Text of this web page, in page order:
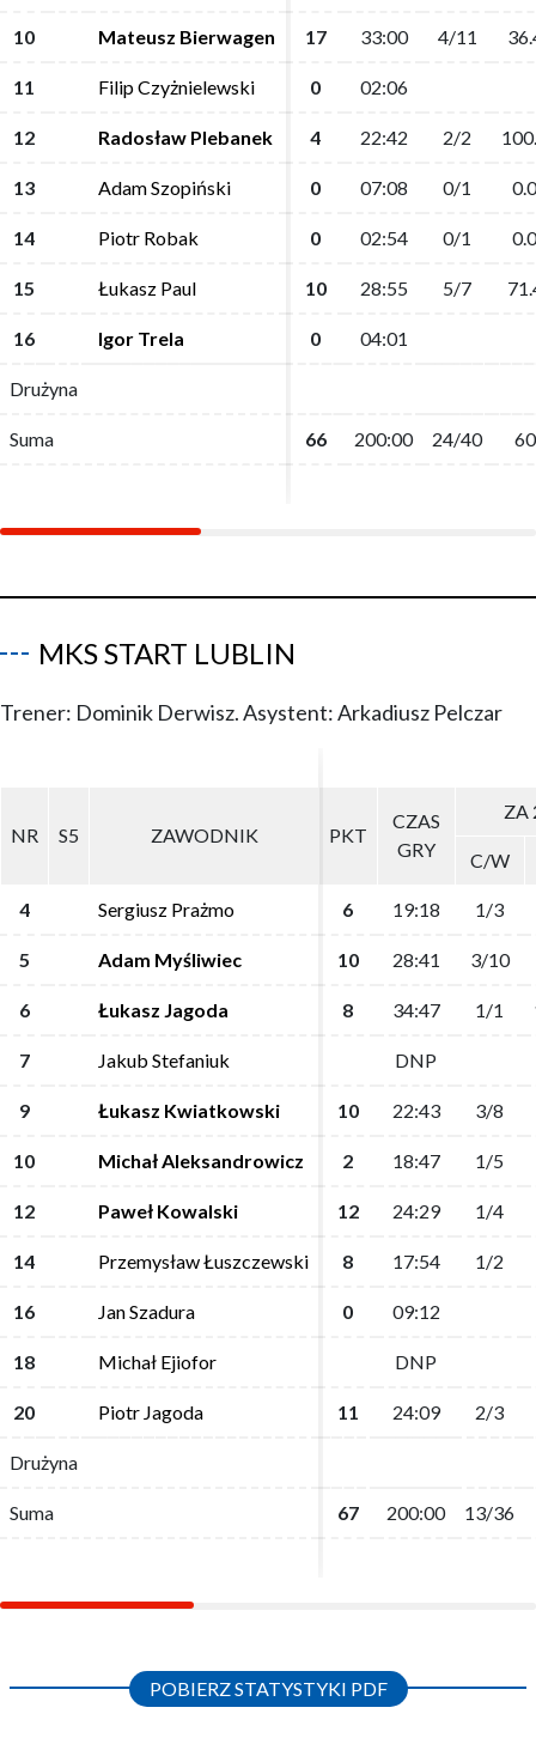
10 Mateusz Bierwagen 17 33:00 4/11
11 Filip Czyżnielewski 0 02:06
12 Radosław Plebanek 4 22:42 2/2
13 Adam Szopiński 0 07:08 0/1 0.0
14 Piotr Robak 0 02:54 0/1 0.0
15 Łukasz Paul 10 28:55 5/7
16 Igor Trela 0 04:01
Drużyna
Suma 66 200:00 24/40 60
10 Mateusz Bierwagen 17 33:00 4/11
11 Filip Czyżnielewski 0 02:06
12 Radosław Plebanek 4 22:42 2/2
13 Adam Szopiński 0 07:08 0/1 0.0
14 Piotr Robak 0 02:54 0/1 0.0
15 Łukasz Paul 10 28:55 5/7
16 Igor Trela 0 04:01
Drużyna
Suma 66 200:00 24/40 60
MKS START LUBLIN
Trener: Dominik Derwisz. Asystent: Arkadiusz Pelczar
NR S5 ZAWODNIK PKT
CZAS
GRY
ZA
C/W
4 Sergiusz Prażmo 6 19:18 1/3
5 Adam Myśliwiec 10 28:41 3/10
6 Łukasz Jagoda 8 34:47 1/1
7 Jakub Stefaniuk DNP
9 Łukasz Kwiatkowski 10 22:43 3/8
10 Michał Aleksandrowicz 2 18:47 1/5
12 Paweł Kowalski 12 24:29 1/4
14 Przemysław Łuszczewski 8 17:54 1/2
16 Jan Szadura 0 09:12
18 Michał Ejiofor DNP
20 Piotr Jagoda 11 24:09 2/3
Drużyna
Suma 67 200:00 13/36
NR S5 ZAWODNIK PKT
CZAS
GRY
ZA
C/W
4 Sergiusz Prażmo 6 19:18 1/3
5 Adam Myśliwiec 10 28:41 3/10
6 Łukasz Jagoda 8 34:47 1/1
7 Jakub Stefaniuk DNP
9 Łukasz Kwiatkowski 10 22:43 3/8
10 Michał Aleksandrowicz 2 18:47 1/5
12 Paweł Kowalski 12 24:29 1/4
14 Przemysław Łuszczewski 8 17:54 1/2
16 Jan Szadura 0 09:12
18 Michał Ejiofor DNP
20 Piotr Jagoda 11 24:09 2/3
Drużyna
Suma 67 200:00 13/36
POBIERZ STATYSTYKI PDF